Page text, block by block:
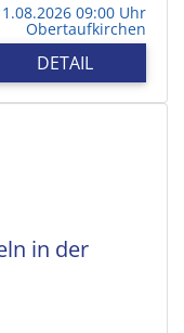
09:00 Uhr
Obertaufkirchen
DETAIL
in der